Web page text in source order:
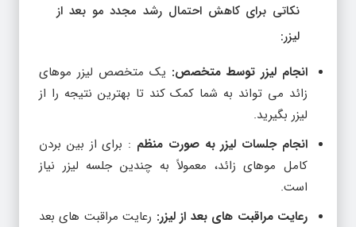
نکاتی برای کاهش احتمال رشد مجدد مو بعد از
لیزر:
انجام لیزر توسط متخصص: یک متخصص لیزر موهای
زائد می تواند به شما کمک کند تا بهترین نتیجه را از
لیزر بگیرید.
انجام جلسات لیزر به صورت منظم : برای از بین بردن
کامل موهای زائد، معمولاً به چندین جلسه لیزر نیاز
است.
رعایت مراقبت های بعد از لیزر: رعایت مراقبت های بعد